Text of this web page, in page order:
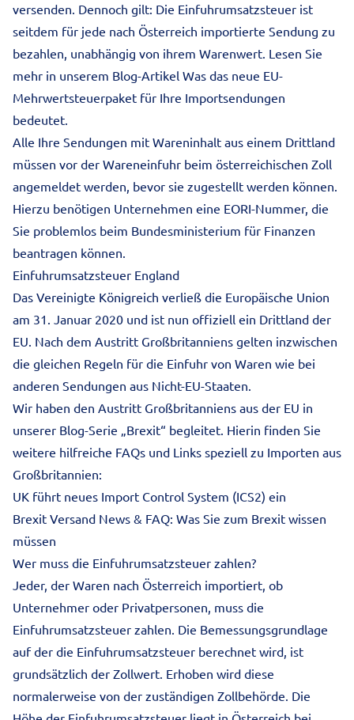
versenden. Dennoch gilt: Die Einfuhrumsatzsteuer ist
seitdem für jede nach Österreich importierte Sendung zu
bezahlen, unabhängig von ihrem Warenwert. Lesen Sie
mehr in unserem Blog-Artikel Was das neue EU-
Mehrwertsteuerpaket für Ihre Importsendungen
bedeutet.
Alle Ihre Sendungen mit Wareninhalt aus einem Drittland
müssen vor der Wareneinfuhr beim österreichischen Zoll
angemeldet werden, bevor sie zugestellt werden können.
Hierzu benötigen Unternehmen eine EORI-Nummer, die
Sie problemlos beim Bundesministerium für Finanzen
beantragen können.
Einfuhrumsatzsteuer England
Das Vereinigte Königreich verließ die Europäische Union
am 31. Januar 2020 und ist nun offiziell ein Drittland der
EU. Nach dem Austritt Großbritanniens gelten inzwischen
die gleichen Regeln für die Einfuhr von Waren wie bei
anderen Sendungen aus Nicht-EU-Staaten.
Wir haben den Austritt Großbritanniens aus der EU in
unserer Blog-Serie „Brexit“ begleitet. Hierin finden Sie
weitere hilfreiche FAQs und Links speziell zu Importen aus
Großbritannien:
UK führt neues Import Control System (ICS2) ein
Brexit Versand News & FAQ: Was Sie zum Brexit wissen
müssen
Wer muss die Einfuhrumsatzsteuer zahlen?
Jeder, der Waren nach Österreich importiert, ob
Unternehmer oder Privatpersonen, muss die
Einfuhrumsatzsteuer zahlen. Die Bemessungsgrundlage
auf der die Einfuhrumsatzsteuer berechnet wird, ist
grundsätzlich der Zollwert. Erhoben wird diese
normalerweise von der zuständigen Zollbehörde. Die